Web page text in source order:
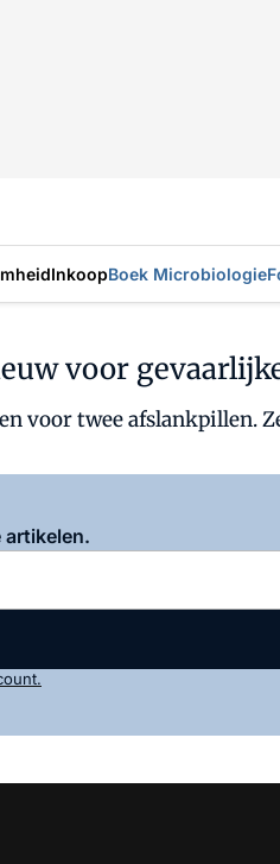
InkoopBoek Microbiologie
voor
voor twee afslankpillen.